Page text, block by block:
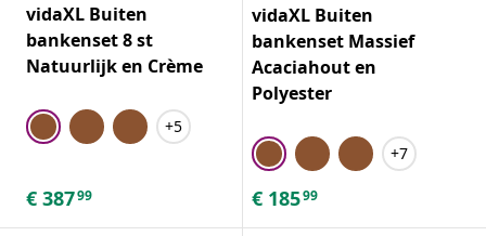
vidaXL Buiten
bankenset 8 st
Natuurlijk en Crème
+5
€ 38799
vidaXL Buiten
bankenset Massief
Acaciahout en
Polyester
+7
€ 18599